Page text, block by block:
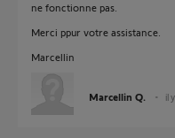
ne fonctionne pas.
Merci ppur votre assistance.
Marcellin
Marcellin Q. il